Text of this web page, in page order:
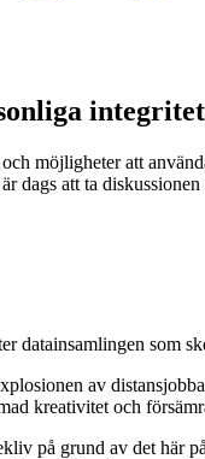
möjligheter att
dags att ta
datainsamlingen som
av
kreativitet och
på grund av det här